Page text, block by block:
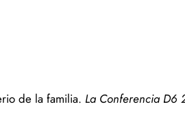
de la familia. La Conferencia D6